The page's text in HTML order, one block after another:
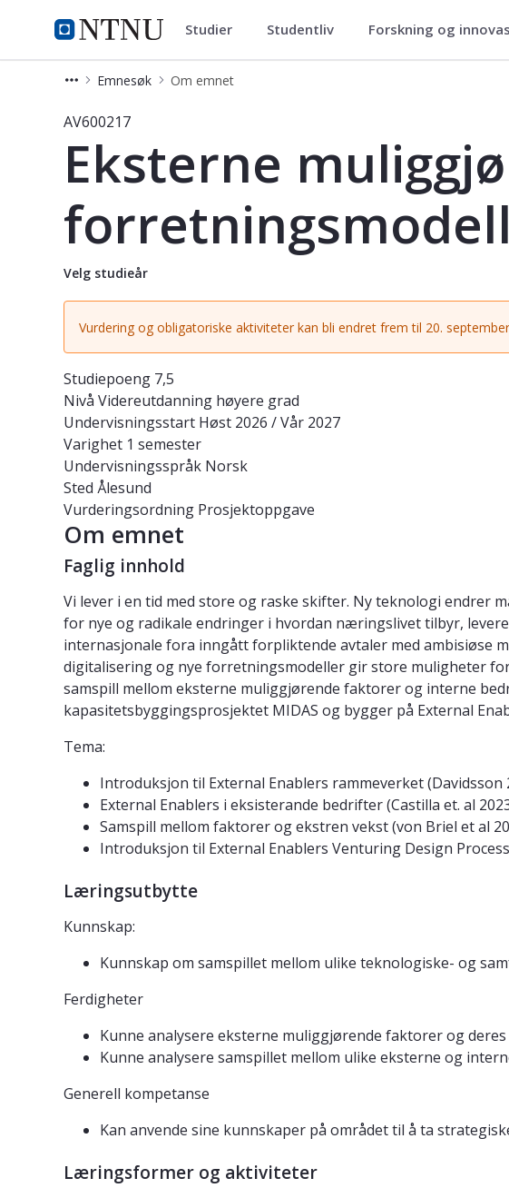
NTNU Hjemmeside
Studier Studier Studentliv Forskning og
Emnesøk Om emnet
Emne - Eksterne muliggjørende faktorer for
AV600217
Eksterne
Velg studieår
Vurdering og obligatoriske aktiviteter kan bli endret frem til 20.
Studiepoeng 7,5
Nivå Videreutdanning høyere grad
Undervisningsstart Høst 2026 / Vår 2027
Varighet 1 semester
Undervisningsspråk Norsk
Sted Ålesund
Vurderingsordning Prosjektoppgave
Om emnet
Faglig innhold
Vi lever i en tid med store og raske skifter. Ny teknologi
for nye og radikale endringer i hvordan næringslivet tilbyr,
internasjonale fora inngått forpliktende avtaler med ambisiøse
digitalisering og nye forretningsmodeller gir store muligheter
samspill mellom eksterne muliggjørende faktorer og interne
kapasitetsbyggingsprosjektet MIDAS og bygger på External
Tema:
Introduksjon til External Enablers rammeverket (Davidsson
External Enablers i eksisterande bedrifter (Castilla et. al
Samspill mellom faktorer og ekstren vekst (von Briel et al
Introduksjon til External Enablers Venturing Design
Læringsutbytte
Kunnskap:
Kunnskap om samspillet mellom ulike teknologiske- og
Ferdigheter
Kunne analysere eksterne muliggjørende faktorer og
Kunne analysere samspillet mellom ulike eksterne og
Generell kompetanse
Kan anvende sine kunnskaper på området til å ta
Læringsformer og aktiviteter